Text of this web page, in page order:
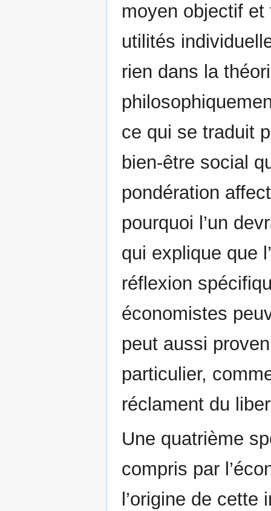
moyen objectif
utilités
rien dans la
ce qui se traduit
bien-être social
pondération
pourquoi l’un
qui explique que
réflexion
économistes
peut aussi
particulier,
réclament du
Une quatrième
compris par
l’origine de